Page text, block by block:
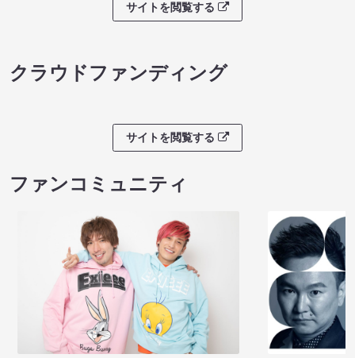
サイトを閲覧する
クラウドファンディング
サイトを閲覧する
ファンコミュニティ